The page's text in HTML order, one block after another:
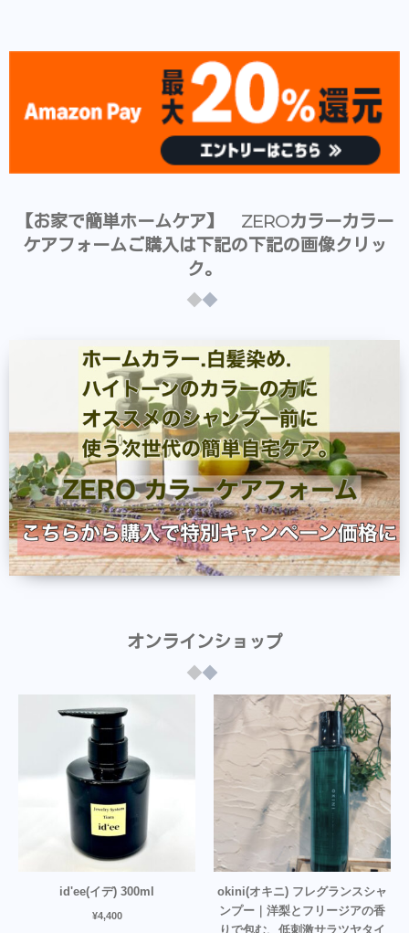
【お家で簡単ホームケア】 ZEROカラーカラー
ケアフォームご購入は下記の下記の画像クリッ
ク。
オンラインショップ
id'ee(イデ) 300ml
¥4,400
okini(オキニ) フレグランスシャ
ンプー｜洋梨とフリージアの香
りで包む、低刺激サラツヤタイ